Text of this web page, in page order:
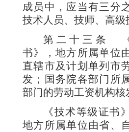
成员中，应当有三分
技术人员、技师、 高级
第二十三条
书》，地方所属单位
直辖市及计划单列市
发；国务院各部门所
部门的劳动工资机构核
《技术等级证书
地方所属单位由省、